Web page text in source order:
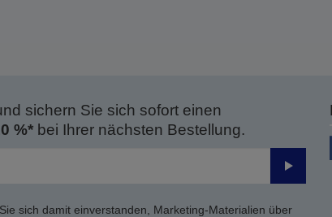
sichern Sie sich sofort einen
%*bei Ihrer nächsten Bestellung.
Senden
sich damit einverstanden, Marketing-Materialien über